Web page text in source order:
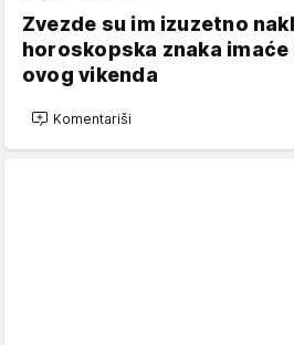
Zvezde su im izuzetno
horoskopska znaka
ovog vikenda
Komentariši